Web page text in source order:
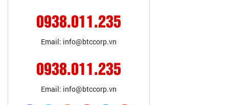
0938.011.235
Email: info@btccorp.vn
0938.011.235
Email: info@btccorp.vn